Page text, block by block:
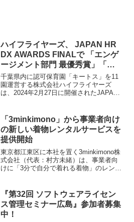
ハイフライヤーズ、 JAPAN HR
DX AWARDS FINALで 「エンゲ
ージメント部門 最優秀賞」「採
用部門 優秀賞」を受賞
千葉県内に認可保育園「キートス」を11
園運営する株式会社ハイフライヤーズ
は、2024年2月27日に開催されたJAPAN
ンゲージメント部門にて最優秀賞」「...
「3minkimono」から事業者向け
の新しい着物レンタルサービスを
提供開始
東京都江東区に本社を置く3minkimono株
式会社（代表：村方未緒）は、事業者向
けに「3分で自分で着れる着物」のレンタ
客体験を向上させるために設計されてお
り、特に設備...
『第32回 ソフトウェアライセン
ス管理セミナー広島』参加者募集
中！